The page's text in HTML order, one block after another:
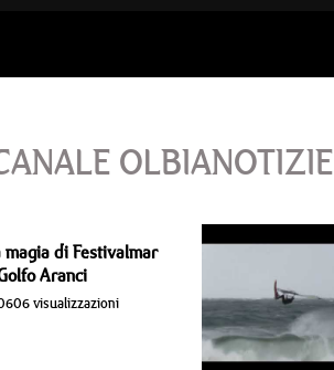
OLBIANOTIZIE
magia di Festivalmar
Aranci
visualizzazioni